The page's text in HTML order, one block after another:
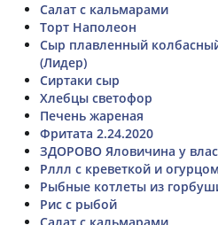
Салат с кальмарами
Торт Наполеон
Сыр плавленный
(Лидер)
Сиртаки сыр
Хлебцы светофор
Печень жареная
Фритата 2.24.2020
ЗДОРОВО Яловичина у
Рллл с креветкой и огурцом
Рыбные котлеты из
Рис с рыбой